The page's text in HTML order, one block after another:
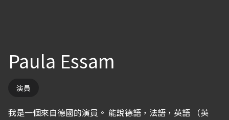
Paula Essam
演員
我是一個來自德國的演員。 能說德語，法語，英語 （英